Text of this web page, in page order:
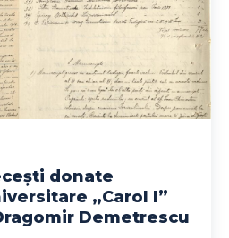
donate
„Carol I”
Demetrescu